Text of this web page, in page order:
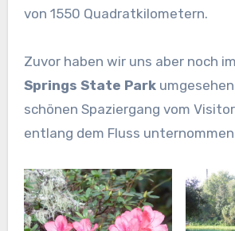
von 1550 Quadratkilometern.
Zuvor haben wir uns aber noch im
Springs State Park
schönen Spaziergang vom
entlang dem Fluss